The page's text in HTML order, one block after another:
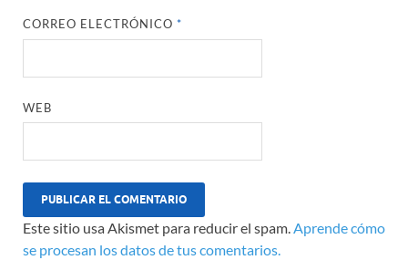
CORREO ELECTRÓNICO*
WEB
Este sitio usa Akismet para reducir el spam.Aprende cómo
se procesan los datos de tus comentarios.